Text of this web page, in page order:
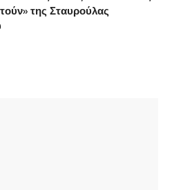
της Σταυρούλας